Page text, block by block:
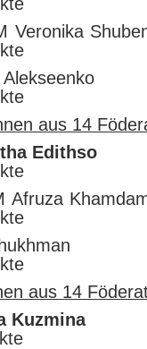
aus 14
aus 14